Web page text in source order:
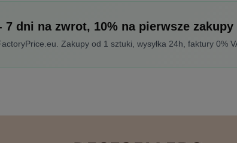
dni na zwrot, 10% na pierwsze zakupy
Zakupy od 1 sztuki, wysyłka 24h, faktury 0%